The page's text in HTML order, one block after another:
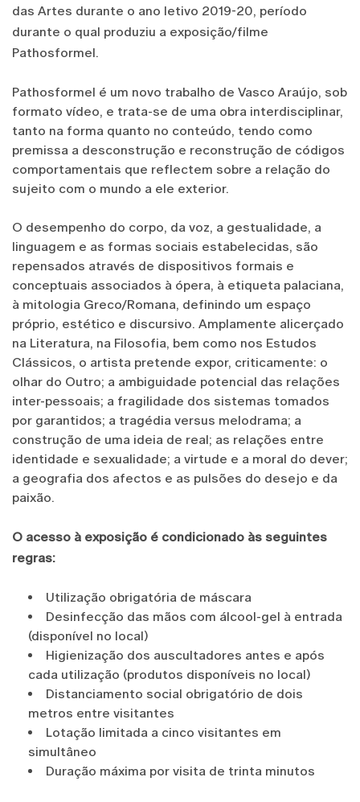
das Artes durante o ano letivo 2019-20, período
durante o qual produziu a exposição/filme
Pathosformel.
Pathosformel é um novo trabalho de Vasco Araújo, sob
formato vídeo, e trata-se de uma obra interdisciplinar,
tanto na forma quanto no conteúdo, tendo como
premissa a desconstrução e reconstrução de códigos
comportamentais que reflectem sobre a relação do
sujeito com o mundo a ele exterior.
O desempenho do corpo, da voz, a gestualidade, a
linguagem e as formas sociais estabelecidas, são
repensados através de dispositivos formais e
conceptuais associados à ópera, à etiqueta palaciana,
à mitologia Greco/Romana, definindo um espaço
próprio, estético e discursivo. Amplamente alicerçado
na Literatura, na Filosofia, bem como nos Estudos
Clássicos, o artista pretende expor, criticamente: o
olhar do Outro; a ambiguidade potencial das relações
inter-pessoais; a fragilidade dos sistemas tomados
por garantidos; a tragédia versus melodrama; a
construção de uma ideia de real; as relações entre
identidade e sexualidade; a virtude e a moral do dever;
a geografia dos afectos e as pulsões do desejo e da
paixão.
O acesso à exposição é condicionado às seguintes
regras:
Utilização obrigatória de máscara
Desinfecção das mãos com álcool-gel à entrada
(disponível no local)
Higienização dos auscultadores antes e após
cada utilização (produtos disponíveis no local)
Distanciamento social obrigatório de dois
metros entre visitantes
Lotação limitada a cinco visitantes em
simultâneo
Duração máxima por visita de trinta minutos